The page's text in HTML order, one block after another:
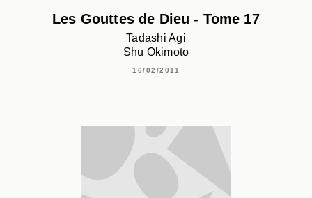
Les Gouttes de Dieu - Tome 17
Tadashi Agi
Shu Okimoto
16/02/2011